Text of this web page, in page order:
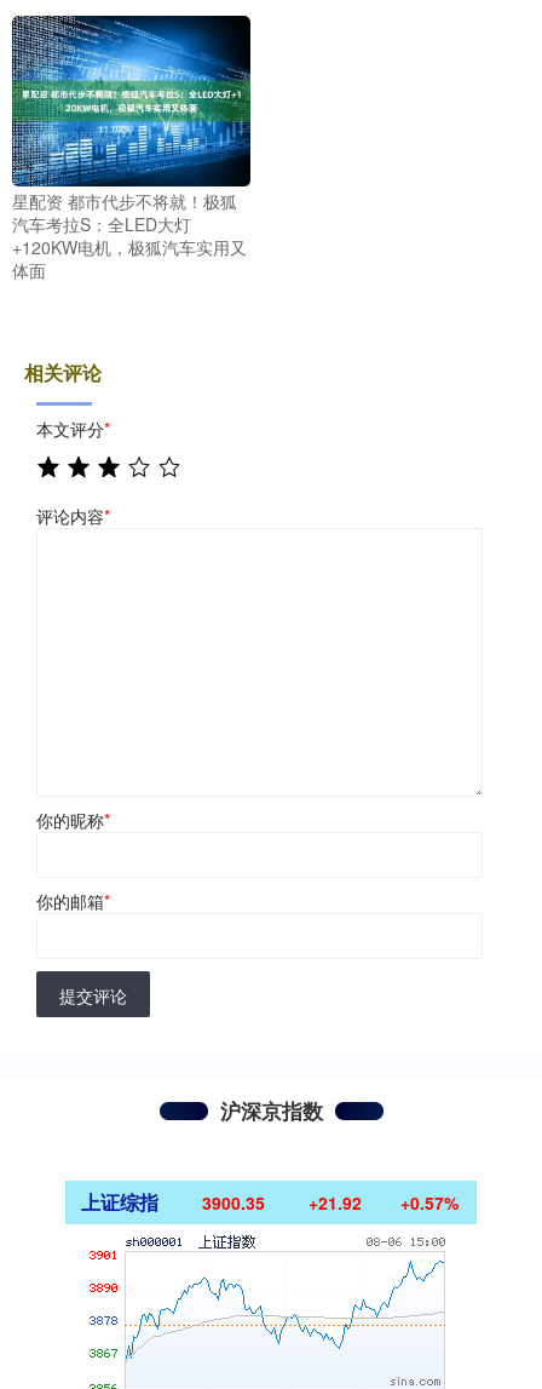
星配资 都市代步不将就！极狐
汽车考拉S：全LED大灯
+120KW电机，极狐汽车实用又
体面
相关评论
本文评分*
评论内容*
你的昵称*
你的邮箱*
提交评论
沪深京指数
上证综指 3900.35 +21.92 +0.57%